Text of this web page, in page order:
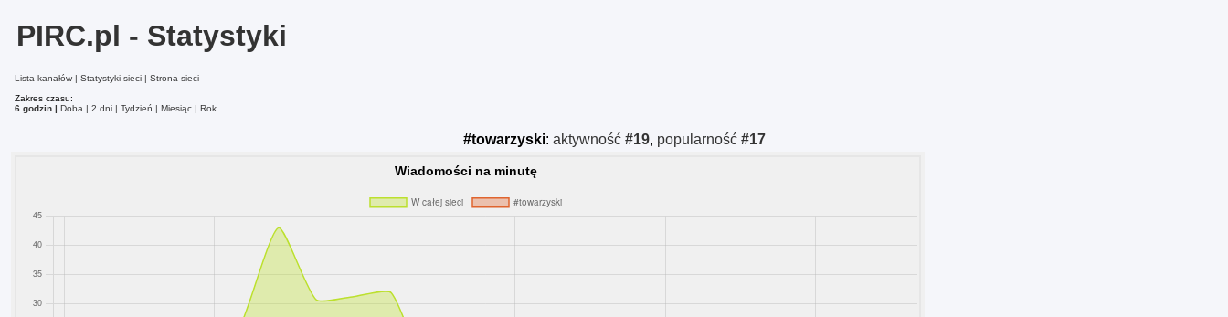
PIRC.pl - Statystyki
Lista kanałów Statystyki sieci
Strona sieci
Zakres czasu:
6 godzin
Doba 2 dni Tydzień Miesiąc Rok
#towarzyski: aktywność #19, popularność #17